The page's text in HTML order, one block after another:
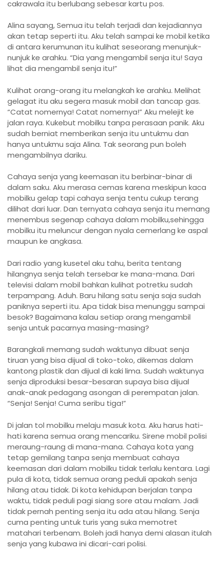
cakrawala itu berlubang sebesar kartu pos.
Alina sayang, Semua itu telah terjadi dan kejadiannya
akan tetap seperti itu. Aku telah sampai ke mobil ketika
di antara kerumunan itu kulihat seseorang menunjuk-
nunjuk ke arahku. “Dia yang mengambil senja itu! Saya
lihat dia mengambil senja itu!”
Kulihat orang-orang itu melangkah ke arahku. Melihat
gelagat itu aku segera masuk mobil dan tancap gas.
“Catat nomernya! Catat nomernya!” Aku melejit ke
jalan raya. Kukebut mobilku tanpa perasaan panik. Aku
sudah berniat memberikan senja itu untukmu dan
hanya untukmu saja Alina. Tak seorang pun boleh
mengambilnya dariku.
Cahaya senja yang keemasan itu berbinar-binar di
dalam saku. Aku merasa cemas karena meskipun kaca
mobilku gelap tapi cahaya senja tentu cukup terang
dilihat dari luar. Dan ternyata cahaya senja itu memang
menembus segenap cahaya dalam mobilku,sehingga
mobilku itu meluncur dengan nyala cemerlang ke aspal
maupun ke angkasa.
Dari radio yang kusetel aku tahu, berita tentang
hilangnya senja telah tersebar ke mana-mana. Dari
televisi dalam mobil bahkan kulihat potretku sudah
terpampang. Aduh. Baru hilang satu senja saja sudah
paniknya seperti itu. Apa tidak bisa menunggu sampai
besok? Bagaimana kalau setiap orang mengambil
senja untuk pacarnya masing-masing?
Barangkali memang sudah waktunya dibuat senja
tiruan yang bisa dijual di toko-toko, dikemas dalam
kantong plastik dan dijual di kaki lima. Sudah waktunya
senja diproduksi besar-besaran supaya bisa dijual
anak-anak pedagang asongan di perempatan jalan.
“Senja! Senja! Cuma seribu tiga!”
Di jalan tol mobilku melaju masuk kota. Aku harus hati-
hati karena semua orang mencariku. Sirene mobil polisi
meraung-raung di mana-mana. Cahaya kota yang
tetap gemilang tanpa senja membuat cahaya
keemasan dari dalam mobilku tidak terlalu kentara. Lagi
pula di kota, tidak semua orang peduli apakah senja
hilang atau tidak. Di kota kehidupan berjalan tanpa
waktu, tidak peduli pagi siang sore atau malam. Jadi
tidak pernah penting senja itu ada atau hilang. Senja
cuma penting untuk turis yang suka memotret
matahari terbenam. Boleh jadi hanya demi alasan itulah
senja yang kubawa ini dicari-cari polisi.